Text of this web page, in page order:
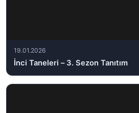
19.01.2026
İnci Taneleri – 3. Sezon Tanıtım